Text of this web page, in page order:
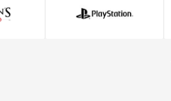
2017 !